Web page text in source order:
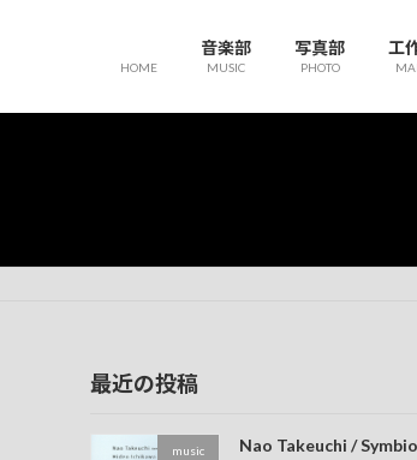
HOME
音楽部
MUSIC
写真部
PHOTO
工
最近の投稿
music Nao Takeuchi /